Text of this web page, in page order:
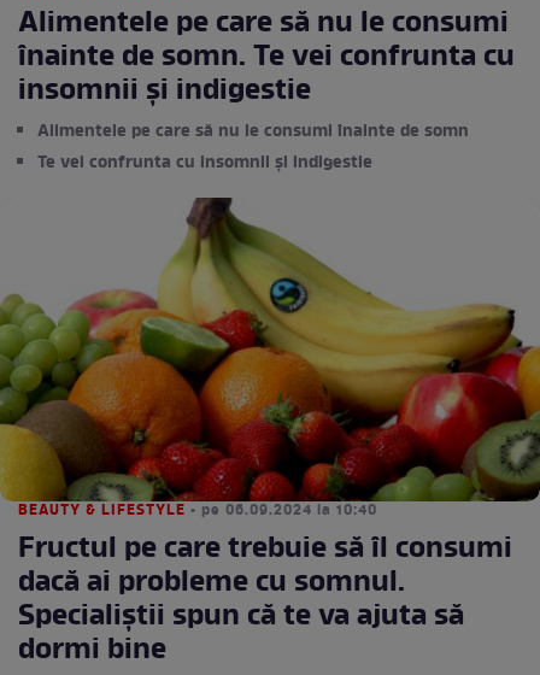
Alimentele pe care să nu le consumi
înainte de somn. Te vei confrunta cu
insomnii și indigestie
Alimentele pe care să nu le consumi înainte de somn
Te vei confrunta cu insomnii și indigestie
BEAUTY & LIFESTYLE • pe 06.09.2024 la 10:40
Fructul pe care trebuie să îl consumi
dacă ai probleme cu somnul.
Specialiștii spun că te va ajuta să
dormi bine